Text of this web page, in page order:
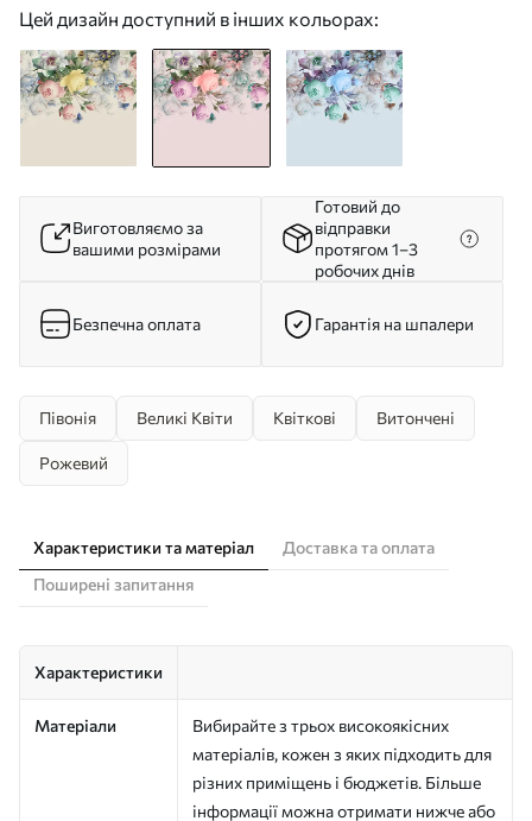
Цей дизайн доступний в інших кольорах:
Виготовляємо за
вашими розмірами
Готовий до
відправки
протягом 1–3
робочих днів
Безпечна оплата Гарантія на шпалери
Півонія Великі Квіти Квіткові Витончені
Рожевий
Характеристики та матеріал
Доставка та оплата
Поширені запитання
Характеристики
Матеріали
Вибирайте з трьох високоякісних
матеріалів, кожен з яких підходить для
різних приміщень і бюджетів. Більше
інформації можна отримати нижче або